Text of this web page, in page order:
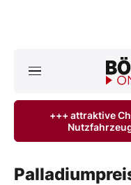
ktuelle
Anlageprodukte
+++ attraktive